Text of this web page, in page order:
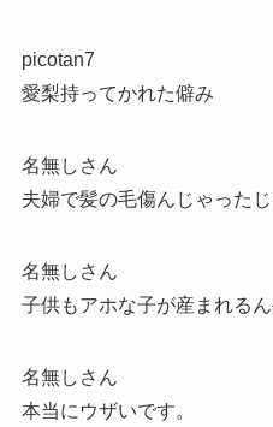
picotan7
愛梨持ってかれた僻み
名無しさん
夫婦で髪の毛傷んじゃった
名無しさん
子供もアホな子が産まれるん
名無しさん
本当にウザいです。